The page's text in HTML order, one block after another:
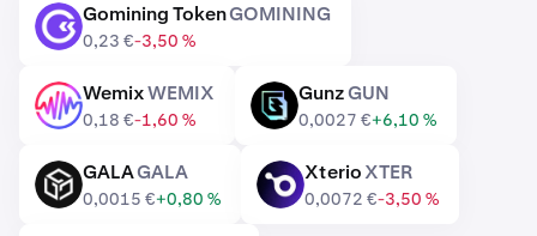
GOMINING Gomining TokenGOMINING
0,23 €-3,50 %
WEMIX WemixWEMIX
0,18 €-1,60 %
GUN GunzGUN
0,0027 €+6,10 %
GALA GALAGALA
0,0015 €+0,80 %
XTER XterioXTER
0,0072 €-3,50 %